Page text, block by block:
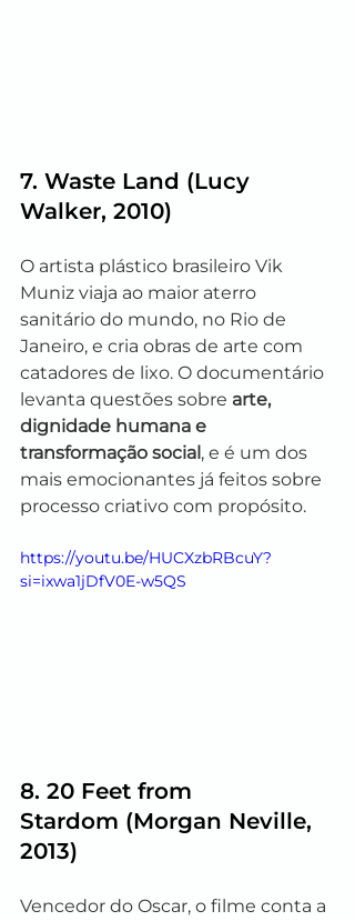
7. Waste Land (Lucy
Walker, 2010)
O artista plástico brasileiro Vik
Muniz viaja ao maior aterro
sanitário do mundo, no Rio de
Janeiro, e cria obras de arte com
catadores de lixo. O documentário
levanta questões sobre arte,
dignidade humana e
transformação social, e é um dos
mais emocionantes já feitos sobre
processo criativo com propósito.
https://youtu.be/HUCXzbRBcuY?
si=ixwa1jDfV0E-w5QS
8. 20 Feet from
Stardom (Morgan Neville,
2013)
Vencedor do Oscar, o filme conta a